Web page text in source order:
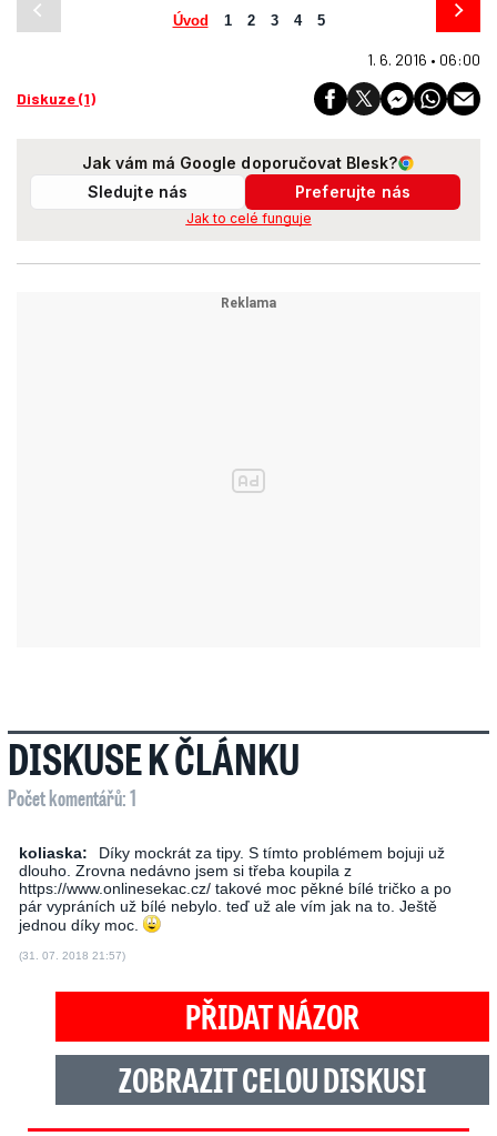
Úvod 1 2 3 4 5
1. 6. 2016 • 06:00
Diskuze (1)
Jak vám má Google doporučovat Blesk?
Sledujte nás
Preferujte nás
Jak to celé funguje
DISKUSE K ČLÁNKU
Počet komentářů: 1
koliaska:
Díky mockrát za tipy. S tímto problémem bojuji už
dlouho. Zrovna nedávno jsem si třeba koupila z
https://www.onlinesekac.cz/ takové moc pěkné bílé tričko a po
pár vypráních už bílé nebylo. teď už ale vím jak na to. Ještě
jednou díky moc.
(31. 07. 2018 21:57)
PŘIDAT NÁZOR
ZOBRAZIT CELOU DISKUSI